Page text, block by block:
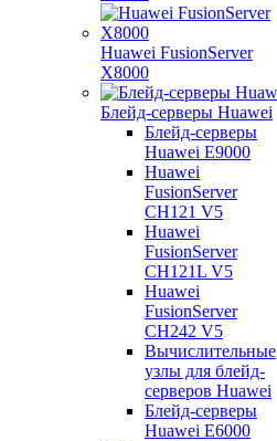
Huawei FusionServer
X8000
Блейд-серверы Huawei
Блейд-серверы
Huawei E9000
Huawei
FusionServer
CH121 V5
Huawei
FusionServer
CH121L V5
Huawei
FusionServer
CH242 V5
Вычислительные
узлы для блейд-
серверов Huawei
Блейд-серверы
Huawei E6000